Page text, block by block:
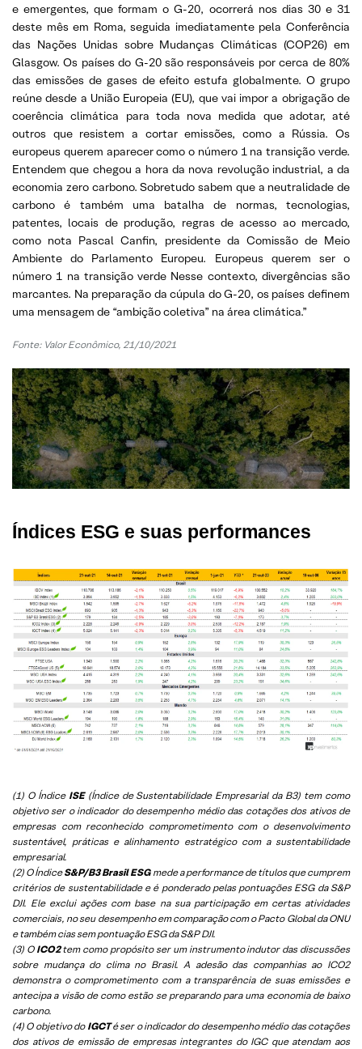
e emergentes, que formam o G-20, ocorrerá nos dias 30 e 31
deste mês em Roma, seguida imediatamente pela Conferência
das Nações Unidas sobre Mudanças Climáticas (COP26) em
Glasgow. Os países do G-20 são responsáveis por cerca de 80%
das emissões de gases de efeito estufa globalmente. O grupo
reúne desde a União Europeia (EU), que vai impor a obrigação de
coerência climática para toda nova medida que adotar, até
outros que resistem a cortar emissões, como a Rússia. Os
europeus querem aparecer como o número 1 na transição verde.
Entendem que chegou a hora da nova revolução industrial, a da
economia zero carbono. Sobretudo sabem que a neutralidade de
carbono é também uma batalha de normas, tecnologias,
patentes, locais de produção, regras de acesso ao mercado,
como nota Pascal Canfin, presidente da Comissão de Meio
Ambiente do Parlamento Europeu. Europeus querem ser o
número 1 na transição verde Nesse contexto, divergências são
marcantes. Na preparação da cúpula do G-20, os países definem
uma mensagem de “ambição coletiva” na área climática.”
Fonte: Valor Econômico, 21/10/2021
Índices ESG e suas performances
(1) O Índice ISE(Índice de Sustentabilidade Empresarial da B3) tem como
objetivo ser o indicador do desempenho médio das cotações dos ativos de
empresas com reconhecido comprometimento com o desenvolvimento
sustentável, práticas e alinhamento estratégico com a sustentabilidade
empresarial.
(2) O ÍndiceS&P/B3 Brasil ESGmede a performance de títulos que cumprem
critérios de sustentabilidade e é ponderado pelas pontuações ESG da S&P
DJI. Ele exclui ações com base na sua participação em certas atividades
comerciais, no seu desempenho em comparação com o Pacto Global da ONU
e também cias sem pontuação ESG da S&P DJI.
(3) O ICO2tem como propósito ser um instrumento indutor das discussões
sobre mudança do clima no Brasil. A adesão das companhias ao ICO2
demonstra o comprometimento com a transparência de suas emissões e
antecipa a visão de como estão se preparando para uma economia de baixo
carbono.
(4) O objetivo do IGCTé ser o indicador do desempenho médio das cotações
dos ativos de emissão de empresas integrantes do IGC que atendam aos